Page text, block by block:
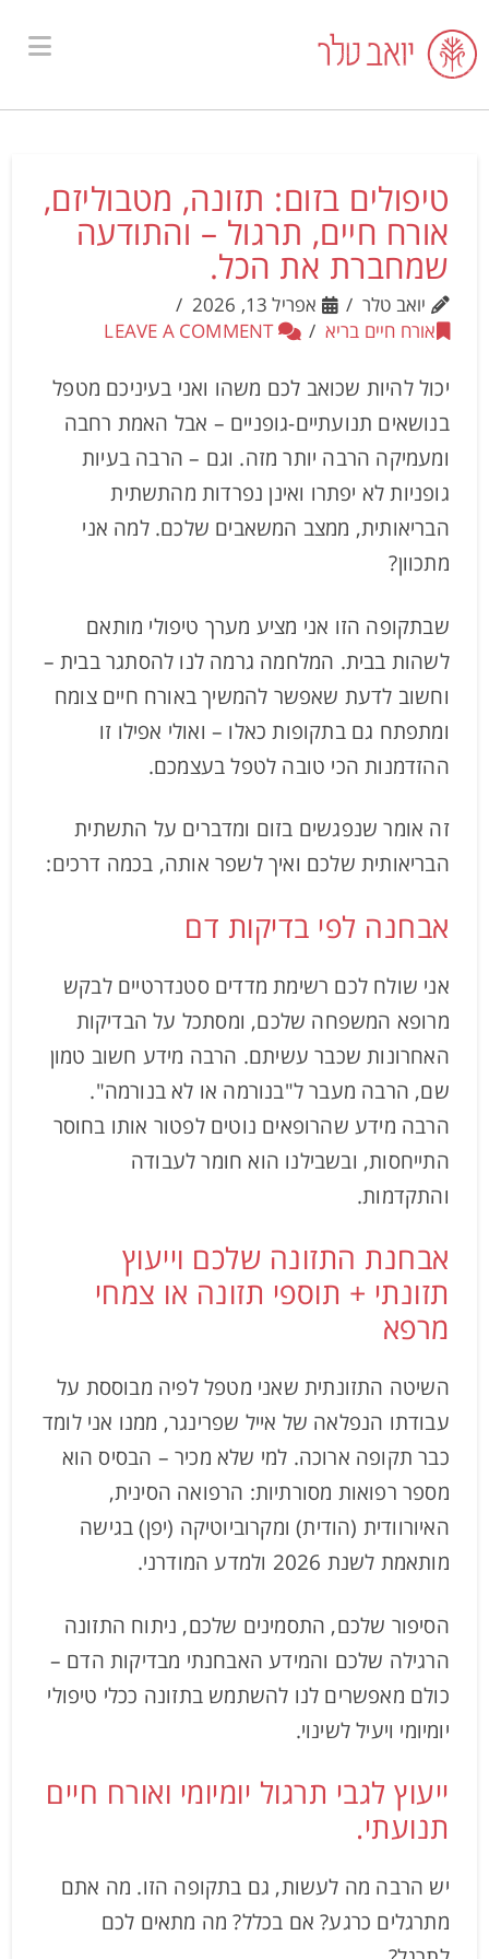
טיפולים בזום: תזונה, מטבוליזם,
אורח חיים, תרגול – והתודעה
שמחברת את הכל.
יואב טלר
אפריל 13, 2026
אורח חיים בריא
LEAVE A COMMENT
יכול להיות שכואב לכם משהו ואני בעיניכם מטפל
בנושאים תנועתיים-גופניים – אבל האמת רחבה
ומעמיקה הרבה יותר מזה. וגם – הרבה בעיות
גופניות לא יפתרו ואינן נפרדות מהתשתית
הבריאותית, ממצב המשאבים שלכם. למה אני
מתכוון?
שבתקופה הזו אני מציע מערך טיפולי מותאם
לשהות בבית. המלחמה גרמה לנו להסתגר בבית –
וחשוב לדעת שאפשר להמשיך באורח חיים צומח
ומתפתח גם בתקופות כאלו – ואולי אפילו זו
ההזדמנות הכי טובה לטפל בעצמכם.
זה אומר שנפגשים בזום ומדברים על התשתית
הבריאותית שלכם ואיך לשפר אותה, בכמה דרכים:
אבחנה לפי בדיקות דם
אני שולח לכם רשימת מדדים סטנדרטיים לבקש
מרופא המשפחה שלכם, ומסתכל על הבדיקות
האחרונות שכבר עשיתם. הרבה מידע חשוב טמון
שם, הרבה מעבר ל"בנורמה או לא בנורמה".
הרבה מידע שהרופאים נוטים לפטור אותו בחוסר
התייחסות, ובשבילנו הוא חומר לעבודה
והתקדמות.
אבחנת התזונה שלכם וייעוץ
תזונתי + תוספי תזונה או צמחי
מרפא
השיטה התזונתית שאני מטפל לפיה מבוססת על
עבודתו הנפלאה של אייל שפרינגר, ממנו אני לומד
כבר תקופה ארוכה. למי שלא מכיר – הבסיס הוא
מספר רפואות מסורתיות: הרפואה הסינית,
האיורוודית (הודית) ומקרוביוטיקה (יפן) בגישה
מותאמת לשנת 2026 ולמדע המודרני.
הסיפור שלכם, התסמינים שלכם, ניתוח התזונה
הרגילה שלכם והמידע האבחנתי מבדיקות הדם –
כולם מאפשרים לנו להשתמש בתזונה ככלי טיפולי
יומיומי ויעיל לשינוי.
ייעוץ לגבי תרגול יומיומי ואורח חיים
תנועתי.
יש הרבה מה לעשות, גם בתקופה הזו. מה אתם
מתרגלים כרגע? אם בכלל? מה מתאים לכם